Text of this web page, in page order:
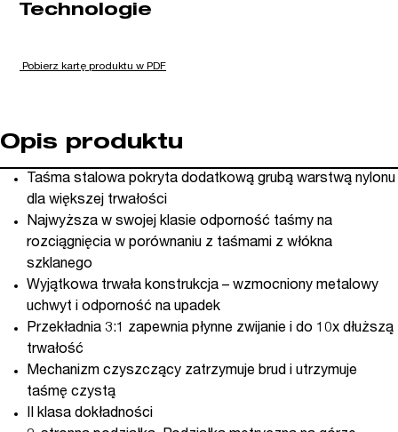
Technologie
Pobierz kartę produktu w PDF
Opis produktu
Taśma stalowa pokryta dodatkową grubą warstwą nylonu
dla większej trwałości
Najwyższa w swojej klasie odporność taśmy na
rozciągnięcia w porównaniu z taśmami z włókna
szklanego
Wyjątkowa trwała konstrukcja – wzmocniony metalowy
uchwyt i odporność na upadek
Przekładnia 3:1 zapewnia płynne zwijanie i do 10x dłuższą
trwałość
Mechanizm czyszczący zatrzymuje brud i utrzymuje
taśmę czystą
II klasa dokładności